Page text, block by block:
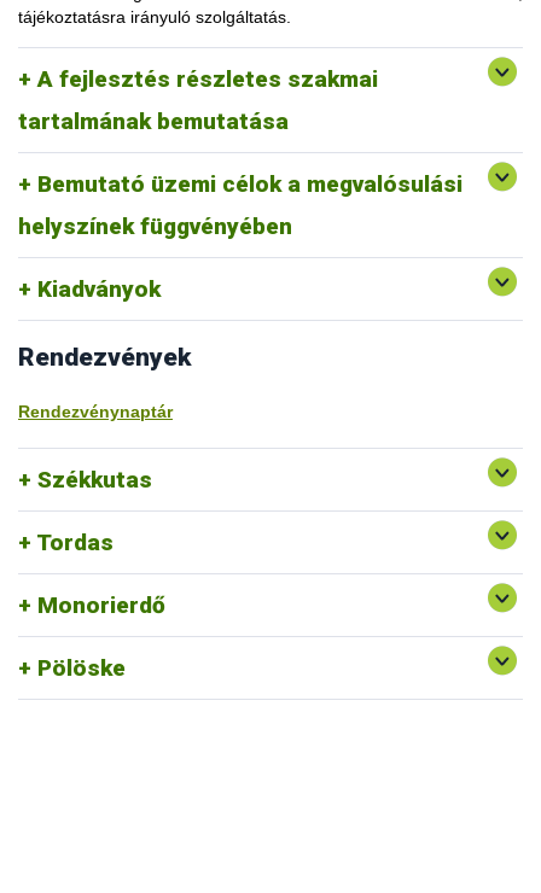
tájékoztatásra irányuló szolgáltatás.
A fejlesztés részletes szakmai
tartalmának bemutatása
kibocsátást, valamint eredményesen alkalmazkodhatnak a
állomáson (Tordas, Pölöske, Székkutas, Monorierdő)
valósulna meg bemutató üzemi program.
Bemutató üzemi célok a megvalósulási
helyszínek függvényében
Tordas
kertészeti (zöldség, gyümölcs) fajok, szántóföldi
és üvegházi termesztési körülmények, ökológiai
gazdálkodásra alkalmas fajták vizsgálata
Pölöske
kertészeti (gyümölcs) fajok
Székkutas
szántóföldi fajok vizsgálata
Monorierdő erdészeti fajok vizsgálata, fajtakitermesztés
Kiadványok
Rendezvények
Rendezvénynaptár
Székkutas
Tordas
Monorierdő
Pölöske